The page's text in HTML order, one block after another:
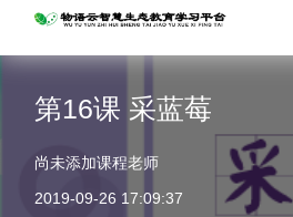
第16课 采蓝莓
尚未添加课程老师
2019-09-26 17:09:37